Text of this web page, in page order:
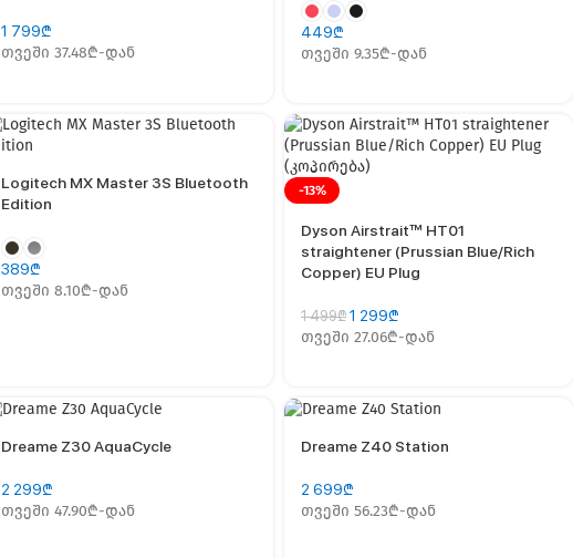
1 799₾
თვეში 37.48₾-დან
449₾
თვეში 9.35₾-დან
Logitech MX Master 3S Bluetooth
Edition
389₾
თვეში 8.10₾-დან
-13%
Dyson Airstrait™ HT01
straightener (Prussian Blue/Rich
Copper) EU Plug
1 499₾ 1 299₾
თვეში 27.06₾-დან
Dreame Z30 AquaCycle
2 299₾
თვეში 47.90₾-დან
Dreame Z40 Station
2 699₾
თვეში 56.23₾-დან